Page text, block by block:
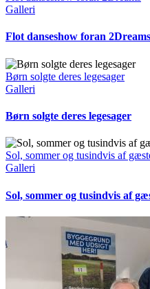
Galleri
Flot danseshow foran 2Dreams
Børn solgte deres legesager
Galleri
Børn solgte deres legesager
Sol, sommer og tusindvis af
Galleri
Sol, sommer og tusindvis af